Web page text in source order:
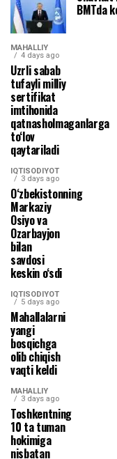
BMTda
MAHALLIY
4 days ago
Uzrli sabab
tufayli milliy
sertifikat
imtihonida
qatnasholmaganlarga
to‘lov
qaytariladi
IQTISODIYOT
3 days ago
O‘zbekistonning
Markaziy
Osiyo va
Ozarbayjon
bilan
savdosi
keskin o‘sdi
IQTISODIYOT
5 days ago
Mahallalarni
yangi
bosqichga
olib chiqish
vaqti keldi
MAHALLIY
3 days ago
Toshkentning
10 ta tuman
hokimiga
nisbatan